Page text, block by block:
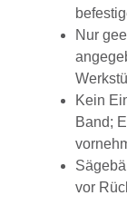
Nur
Kein
Band;
vor